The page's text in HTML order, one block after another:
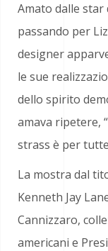
Amato dalle star
passando per
designer
le sue
dello spirito
amava ripetere,
strass è per
La mostra dal
Kenneth Jay
Cannizzaro,
americani e